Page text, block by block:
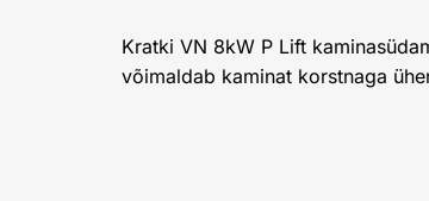
Kratki VN 8kW P Lift
võimaldab kaminat korstnaga